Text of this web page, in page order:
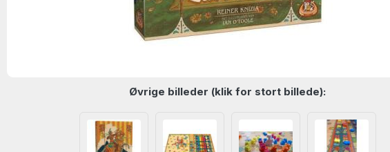
Øvrige billeder (klik for stort billede):